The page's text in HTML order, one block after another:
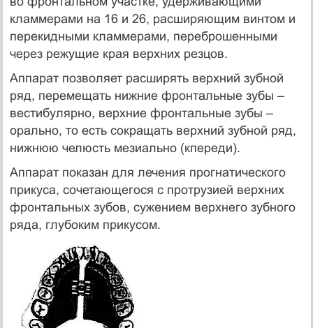
кламмерами на 16 и 26, расширяющим винтом и
перекидными кламмерами, переброшенными
через режущие края верхних резцов.
Аппарат позволяет расширять верхний зубной
ряд, перемещать нижние фронтальные зубы –
вестибулярно, верхние фронтальные зубы –
орально, то есть сокращать верхний зубной ряд,
нижнюю челюсть мезиально (кпереди).
Аппарат показан для лечения прогнатического
прикуса, сочетающегося с протрузией верхних
фронтальных зубов, сужением верхнего зубного
ряда, глубоким прикусом.